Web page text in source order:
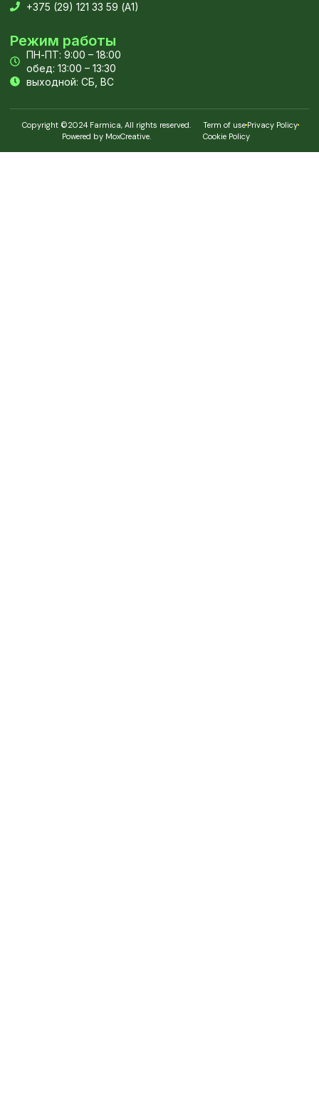
+375 (29) 121 33 59 (А1)
Режим работы
ПН-ПТ: 9:00 – 18:00
обед: 13:00 – 13:30
выходной: СБ, ВС
Copyright ©2024 Farmica, All rights reserved.
Powered by MoxCreative.
Term of usePrivacy Policy
Cookie Policy